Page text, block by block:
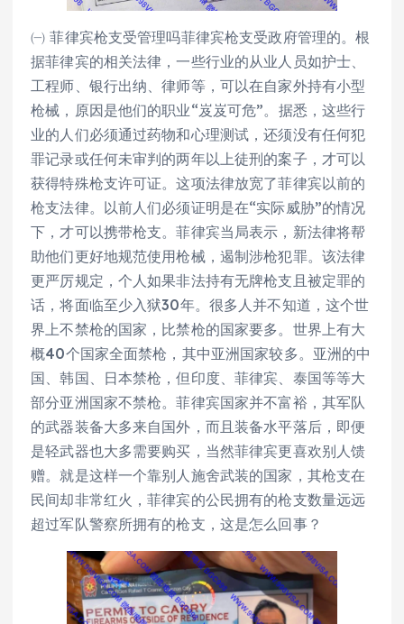
㈠ 菲律宾枪支受管理吗菲律宾枪支受政府管理的。根
据菲律宾的相关法律，一些行业的从业人员如护士、
工程师、银行出纳、律师等，可以在自家外持有小型
枪械，原因是他们的职业“岌岌可危”。据悉，这些行
业的人们必须通过药物和心理测试，还须没有任何犯
罪记录或任何未审判的两年以上徒刑的案子，才可以
获得特殊枪支许可证。这项法律放宽了菲律宾以前的
枪支法律。以前人们必须证明是在“实际威胁”的情况
下，才可以携带枪支。菲律宾当局表示，新法律将帮
助他们更好地规范使用枪械，遏制涉枪犯罪。该法律
更严厉规定，个人如果非法持有无牌枪支且被定罪的
话，将面临至少入狱30年。很多人并不知道，这个世
界上不禁枪的国家，比禁枪的国家要多。世界上有大
概40个国家全面禁枪，其中亚洲国家较多。亚洲的中
国、韩国、日本禁枪，但印度、菲律宾、泰国等等大
部分亚洲国家不禁枪。菲律宾国家并不富裕，其军队
的武器装备大多来自国外，而且装备水平落后，即便
是轻武器也大多需要购买，当然菲律宾更喜欢别人馈
赠。就是这样一个靠别人施舍武装的国家，其枪支在
民间却非常红火，菲律宾的公民拥有的枪支数量远远
超过军队警察所拥有的枪支，这是怎么回事？